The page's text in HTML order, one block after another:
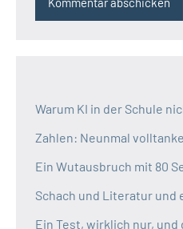
Warum KI in der Schule
Zahlen: Neunmal
Ein Wutausbruch mit 80
Schach und Literatur und
Ein Test, wirklich nur, und